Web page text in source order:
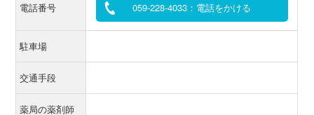
電話番号 059-228-4033：電話をかける
駐車場
交通手段
薬局の薬剤師